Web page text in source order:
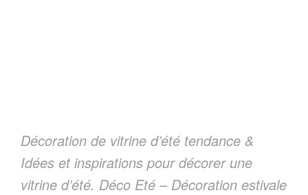
Décoration de vitrine d’été tendance &
Idées et inspirations pour décorer une
vitrine d’été. Déco Eté – Décoration estivale